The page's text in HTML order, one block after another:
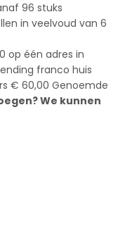
96 stuks
in veelvoud van 6
op één adres in
franco huis
€ 60,00 Genoemde
We kunnen